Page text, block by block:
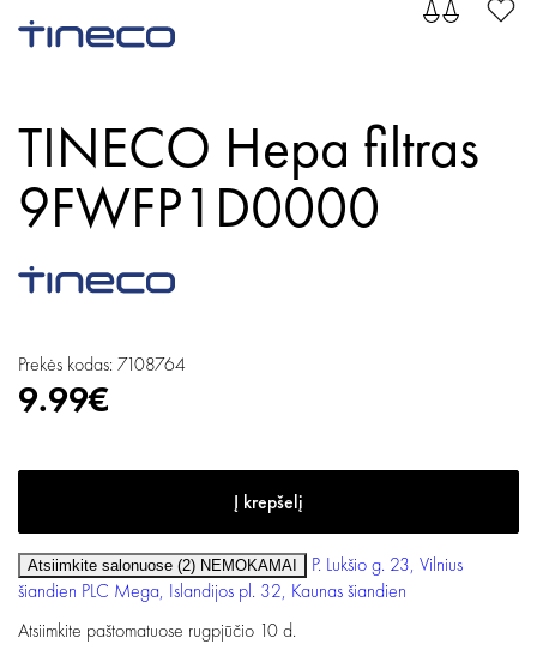
TINECO Hepa filtras
9FWFP1D0000
Prekės kodas: 7108764
9.99€
Atsiimkite salonuose (2) NEMOKAMAI
P. Lukšio g. 23, Vilnius
šiandien PLC Mega, Islandijos pl. 32, Kaunasšiandien
Atsiimkite paštomatuose rugpjūčio 10 d.